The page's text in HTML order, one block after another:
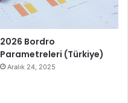
2026 Bordro
Parametreleri (Türkiye)
Aralık 24, 2025